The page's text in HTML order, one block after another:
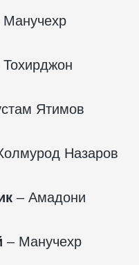
Ятимов
Назаров
– Амадони
– Манучехр